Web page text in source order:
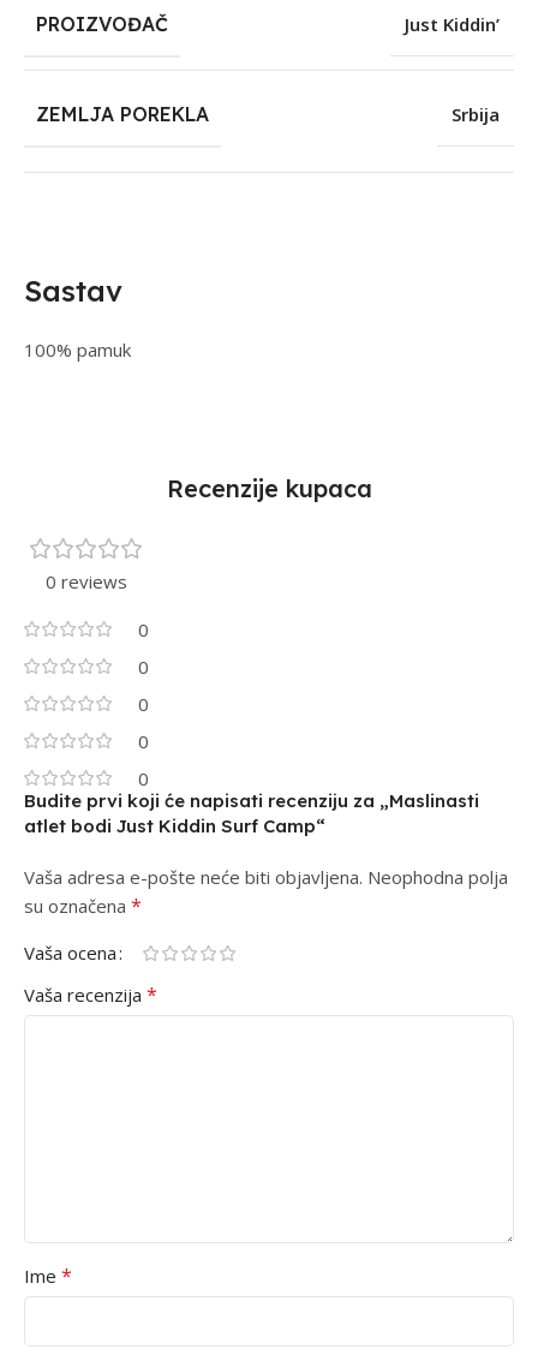
PROIZVOĐAČ Just Kiddin’
ZEMLJA POREKLA Srbija
Sastav
100% pamuk
Recenzije kupaca
0 reviews
0
0
0
0
0
Budite prvi koji će napisati recenziju za „Maslinasti
atlet bodi Just Kiddin Surf Camp“
Vaša adresa e-pošte neće biti objavljena. Neophodna polja
su označena *
Vaša ocena
Vaša recenzija *
Ime *
Alternative: